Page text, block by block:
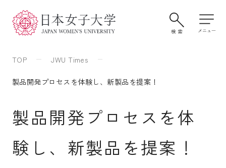
TOP JWU Times
製品開発プロセスを体験し、新製品を提案！
製品開発プロセスを体
験し、新製品を提案！